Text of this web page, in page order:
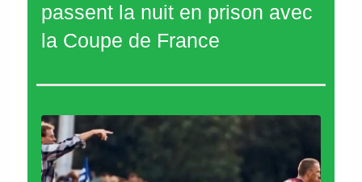
passent la nuit en prison avec
la Coupe de France